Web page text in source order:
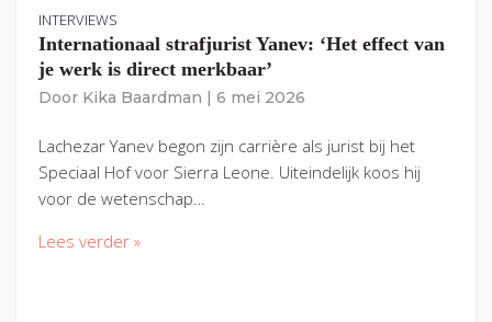
INTERVIEWS
Internationaal strafjurist Yanev: ‘Het effect van
je werk is direct merkbaar’
Door Kika Baardman 6 mei 2026
Lachezar Yanev begon zijn carrière als jurist bij het
Speciaal Hof voor Sierra Leone. Uiteindelijk koos hij
voor de wetenschap…
Lees verder »